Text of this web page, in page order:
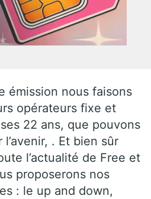
émission nous faisons
opérateurs fixe et
22 ans, que pouvons
. Et bien sûr
l’actualité de Free et
proposerons nos
: le up and down,